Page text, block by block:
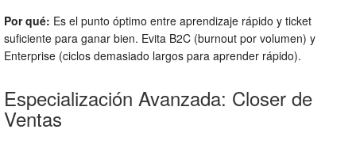
Por qué: Es el punto óptimo entre aprendizaje rápido y ticket
suficiente para ganar bien. Evita B2C (burnout por volumen) y
Enterprise (ciclos demasiado largos para aprender rápido).
Especialización Avanzada: Closer de
Ventas